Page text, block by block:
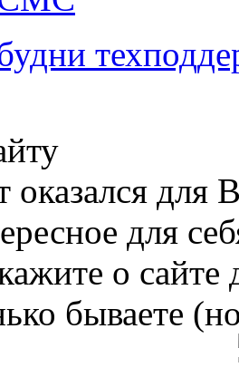
оказался
для
о
бываете